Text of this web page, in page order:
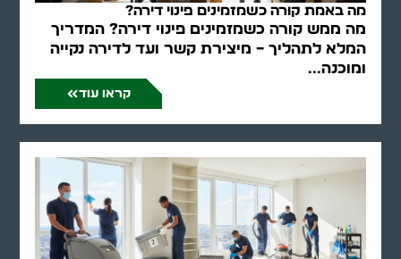
מה באמת קורה כשמזמינים פינוי דירה?
מה ממש קורה כשמזמינים פינוי דירה? המדריך
המלא לתהליך – מיצירת קשר ועד לדירה נקייה
ומוכנה...
קראו עוד